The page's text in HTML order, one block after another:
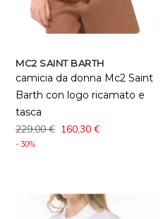
MC2 SAINT BARTH
camicia da donna Mc2 Saint
Barth con logo ricamato e
tasca
229,00 € 160,30 €
- 30%